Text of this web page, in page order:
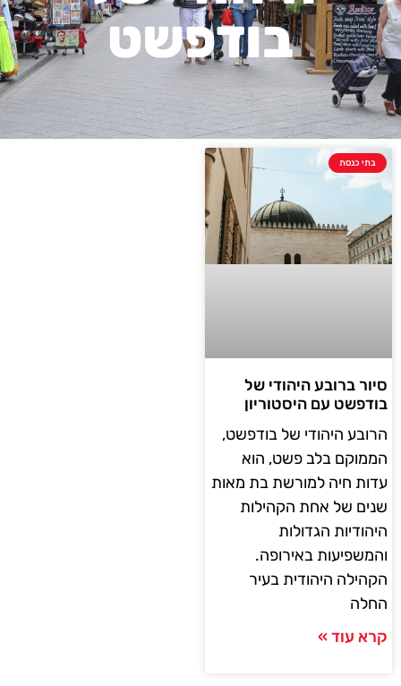
בודפשט
בתי כנסת
סיור ברובע היהודי של
בודפשט עם היסטוריון
הרובע היהודי של בודפשט,
הממוקם בלב פשט, הוא
עדות חיה למורשת בת מאות
שנים של אחת הקהילות
היהודיות הגדולות
והמשפיעות באירופה.
הקהילה היהודית בעיר
החלה
קרא עוד »